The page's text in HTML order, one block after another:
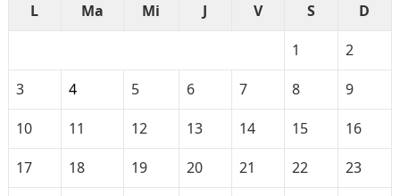
L
Ma Mi J V S
D
1
2
3
4 5 6 7 8
9
10
11 12 13 14 15
16
17
18 19 20 21 22
23